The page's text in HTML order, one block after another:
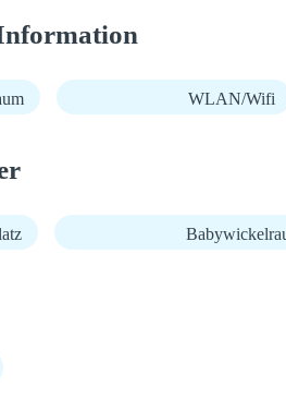
WLAN/Wifi